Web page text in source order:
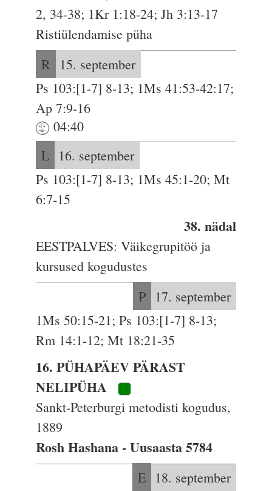
2, 34-38; 1Kr 1:18-24; Jh 3:13-17
Ristiülendamise püha
R
15. september
Ps 103:[1-7] 8-13; 1Ms 41:53-42:17;
Ap 7:9-16
04:40
L
16. september
Ps 103:[1-7] 8-13; 1Ms 45:1-20; Mt
6:7-15
38. nädal
EESTPALVES: Väikegrupitöö ja
kursused kogudustes
P
17. september
1Ms 50:15-21; Ps 103:[1-7] 8-13;
Rm 14:1-12; Mt 18:21-35
16. PÜHAPÄEV PÄRAST
NELIPÜHA
Sankt-Peterburgi metodisti kogudus,
1889
Rosh Hashana - Uusaasta 5784
E
18. september